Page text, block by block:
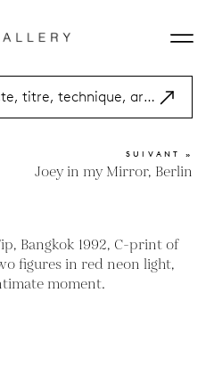
SUIVANT »
Joey in my Mirror, Berlin